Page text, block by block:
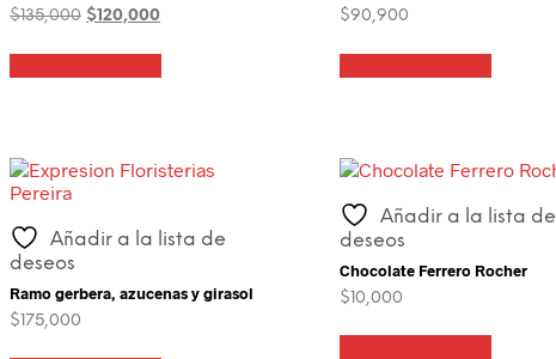
$135,000 El
original
era:
$120,000El
actual
es:
$90,900
Añadir a la lista de
deseos
Ramo gerbera, azucenas y girasol
$175,000
Añadir a la lista de
deseos
Chocolate Ferrero Rocher
$10,000